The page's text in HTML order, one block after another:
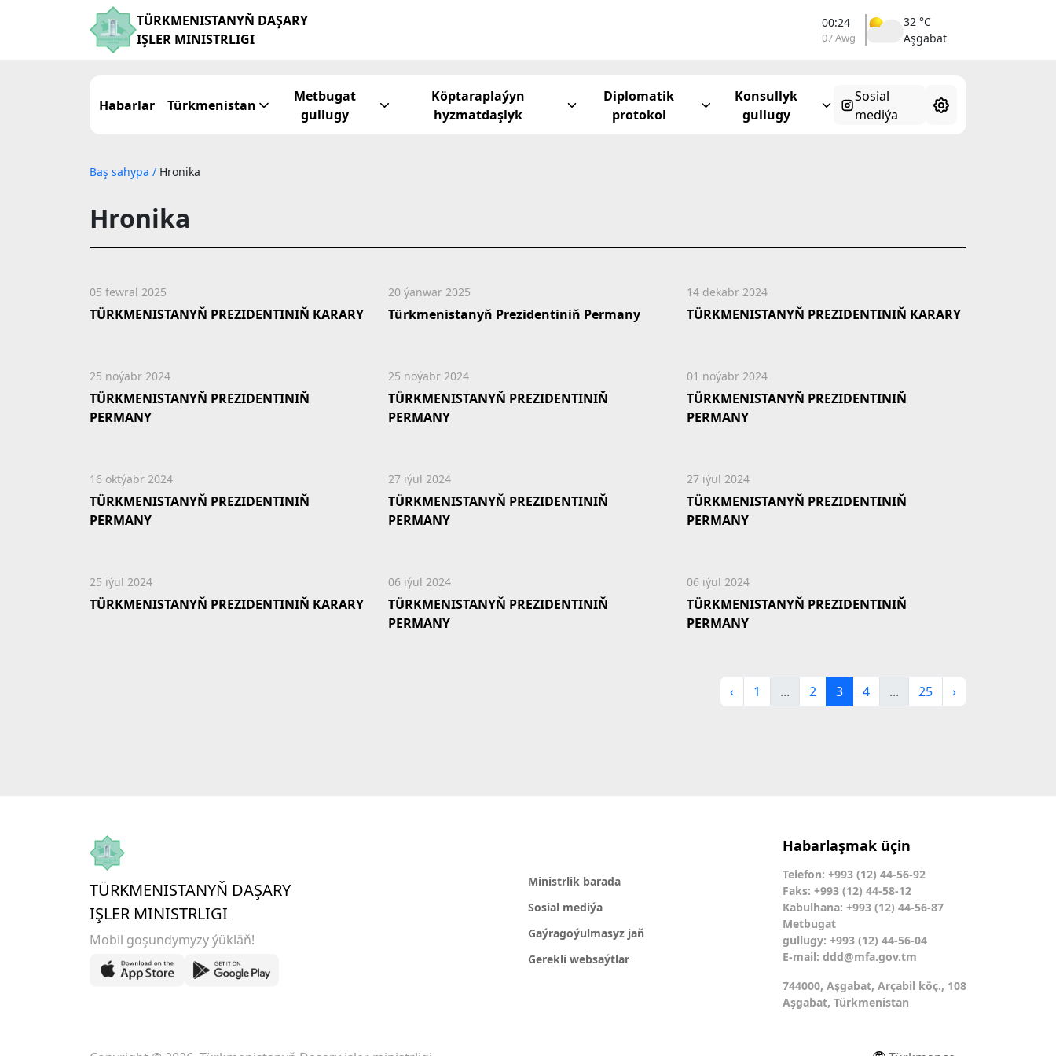
TÜRKMENISTANYŇ DAŞARY
IŞLER MINISTRLIGI
00:24
07 Awg
32 °C
Aşgabat
Habarlar Türkmenistan
Metbugat
gullugy
Köptaraplaýyn
hyzmatdaşlyk
Diplomatik
protokol
Konsullyk
gullugy
Sosial
mediýa
Baş sahypa / Hronika
Hronika
05 fewral 2025
TÜRKMENISTANYŇ PREZIDENTINIŇ KARARY
20 ýanwar 2025
Türkmenistanyň Prezidentiniň Permany
14 dekabr 2024
TÜRKMENISTANYŇ PREZIDENTINIŇ KARARY
25 noýabr 2024
TÜRKMENISTANYŇ PREZIDENTINIŇ
PERMANY
25 noýabr 2024
TÜRKMENISTANYŇ PREZIDENTINIŇ
PERMANY
01 noýabr 2024
TÜRKMENISTANYŇ PREZIDENTINIŇ
PERMANY
16 oktýabr 2024
TÜRKMENISTANYŇ PREZIDENTINIŇ
PERMANY
27 iýul 2024
TÜRKMENISTANYŇ PREZIDENTINIŇ
PERMANY
27 iýul 2024
TÜRKMENISTANYŇ PREZIDENTINIŇ
PERMANY
25 iýul 2024
TÜRKMENISTANYŇ PREZIDENTINIŇ KARARY
06 iýul 2024
TÜRKMENISTANYŇ PREZIDENTINIŇ
PERMANY
06 iýul 2024
TÜRKMENISTANYŇ PREZIDENTINIŇ
PERMANY
‹ 1 ... 2 3 4 ... 25 ›
TÜRKMENISTANYŇ DAŞARY
IŞLER MINISTRLIGI
Mobil goşundymyzy ýükläň!
Ministrlik barada
Sosial mediýa
Gaýragoýulmasyz jaň
Gerekli websaýtlar
Habarlaşmak üçin
Telefon: +993 (12) 44-56-92
Faks: +993 (12) 44-58-12
Kabulhana: +993 (12) 44-56-87
Metbugat
gullugy: +993 (12) 44-56-04
E-mail: ddd@mfa.gov.tm
744000, Aşgabat, Arçabil köç., 108
Aşgabat, Türkmenistan